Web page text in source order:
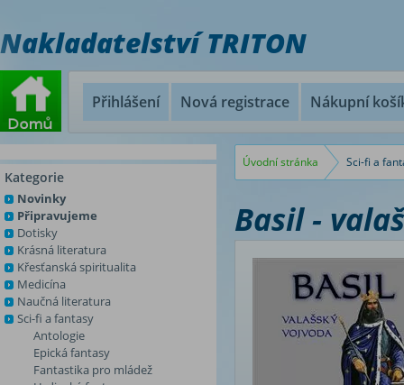
Nakladatelství TRITON
Přihlášení Nová registrace Nákupní
Kategorie
Novinky
Připravujeme
Dotisky
Krásná literatura
Křesťanská spiritualita
Medicína
Naučná literatura
Sci-fi a fantasy
Antologie
Epická fantasy
Fantastika pro mládež
Úvodní stránka Sci-fi a
Basil -